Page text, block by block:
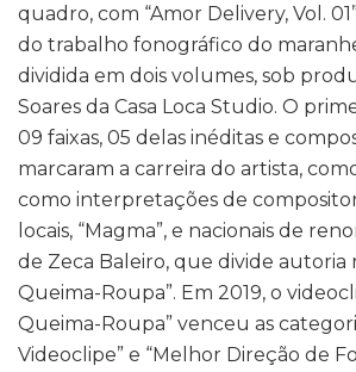
quadro, com “Amor Delivery, Vol.
do trabalho fonográfico do
dividida em dois volumes, sob
Soares da Casa Loca Studio. O
09 faixas, 05 delas inéditas e
marcaram a carreira do artista,
como interpretações de
locais, “Magma”, e nacionais de
de Zeca Baleiro, que divide autoria
Queima-Roupa”. Em 2019, o
Queima-Roupa” venceu as
Videoclipe” e “Melhor Direção de